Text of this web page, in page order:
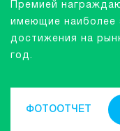
Премией
имеющие наиболее
достижения на
год.
ФОТООТЧЕТ